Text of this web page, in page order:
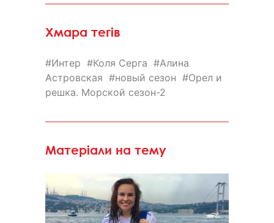
Хмара тегів
Интер Коля Серга
Алина
Астровская
новый сезон
Орел и
решка. Морской сезон-2
Матеріали на тему